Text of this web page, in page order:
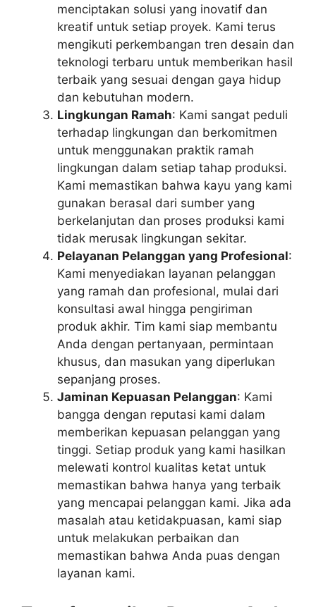
menciptakan solusi yang inovatif dan
kreatif untuk setiap proyek. Kami terus
mengikuti perkembangan tren desain dan
teknologi terbaru untuk memberikan hasil
terbaik yang sesuai dengan gaya hidup
dan kebutuhan modern.
Lingkungan Ramah: Kami sangat peduli
terhadap lingkungan dan berkomitmen
untuk menggunakan praktik ramah
lingkungan dalam setiap tahap produksi.
Kami memastikan bahwa kayu yang kami
gunakan berasal dari sumber yang
berkelanjutan dan proses produksi kami
tidak merusak lingkungan sekitar.
Pelayanan Pelanggan yang Profesional:
Kami menyediakan layanan pelanggan
yang ramah dan profesional, mulai dari
konsultasi awal hingga pengiriman
produk akhir. Tim kami siap membantu
Anda dengan pertanyaan, permintaan
khusus, dan masukan yang diperlukan
sepanjang proses.
Jaminan Kepuasan Pelanggan: Kami
bangga dengan reputasi kami dalam
memberikan kepuasan pelanggan yang
tinggi. Setiap produk yang kami hasilkan
melewati kontrol kualitas ketat untuk
memastikan bahwa hanya yang terbaik
yang mencapai pelanggan kami. Jika ada
masalah atau ketidakpuasan, kami siap
untuk melakukan perbaikan dan
memastikan bahwa Anda puas dengan
layanan kami.